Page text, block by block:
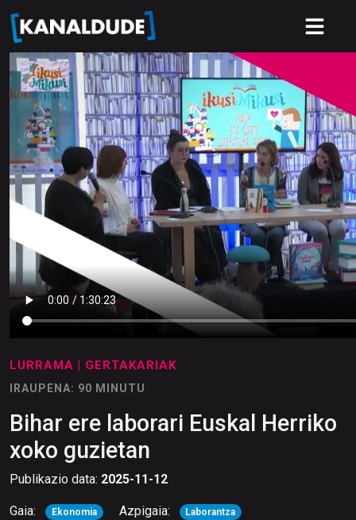
LURRAMA | GERTAKARIAK
IRAUPENA: 90 MINUTU
Bihar ere laborari Euskal Herriko
xoko guzietan
Publikazio data: 2025-11-12
Gaia: Ekonomia Azpigaia: Laborantza